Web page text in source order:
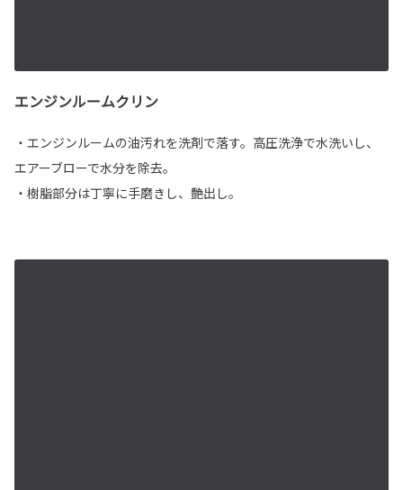
エンジンルームクリン
・エンジンルームの油汚れを洗剤で落す。高圧洗浄で水洗いし、
エアーブローで水分を除去。
・樹脂部分は丁寧に手磨きし、艶出し。